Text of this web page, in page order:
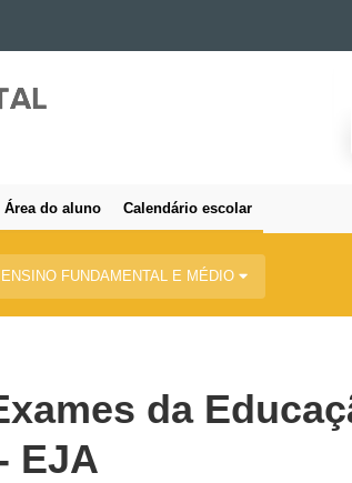
Área do aluno Calendário escolar
ENSINO FUNDAMENTAL E MÉDIO
da
EJA